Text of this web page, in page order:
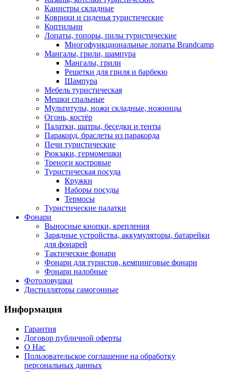
Канистры складные
Коврики и сиденья туристические
Коптильни
Лопаты, топоры, пилы туристические
Многофункциональные лопаты Brandcamp
Мангалы, грили, шампура
Мангалы, грили
Решетки для гриля и барбекю
Шампура
Мебель туристическая
Мешки спальные
Мультитулы, ножи складные, ножницы
Огонь, костёр
Палатки, шатры, беседки и тенты
Паракорд, браслеты из паракорда
Печи туристические
Рюкзаки, гермомешки
Треноги костровые
Туристическая посуда
Кружки
Наборы посуды
Термосы
Туристические палатки
Фонари
Выносные кнопки, крепления
Зарядные устройства, аккумуляторы, батарейки
для фонарей
Тактические фонари
Фонари для туристов, кемпинговые фонари
Фонари налобные
Фотоловушки
Дистилляторы самогонные
Информация
Гарантия
Договор публичной оферты
О Нас
Пользовательское соглашение на обработку
персональных данных